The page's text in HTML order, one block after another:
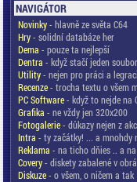
NAVIGÁTOR
Novinky- hlavně ze světa C64
Hry- solidní databáze her
Dema - pouze ta nejlepší
Dentra - když stačí jeden soubor
Utility- nejen pro práci a legraci
Recenze- trocha textu o všem
PC Software- když to nejde na
Grafika - ne vždy jen 320x200
Fotogalerie- důkazy nejen z
Intra - ty začátky! ... a mnohdy
Reklama - na ticho dňies .. a
Covery- diskety zabalené v
Diskuze- o všem, o ničem a tak